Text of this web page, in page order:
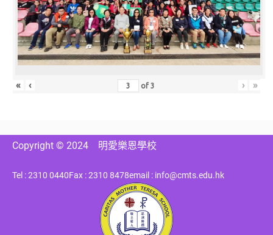
« ‹ of3 › »
Copyright © 2024 明愛樂恩學校
Tel : 2310 0440Fax : 2310 8478email : info@cmts.edu.hk